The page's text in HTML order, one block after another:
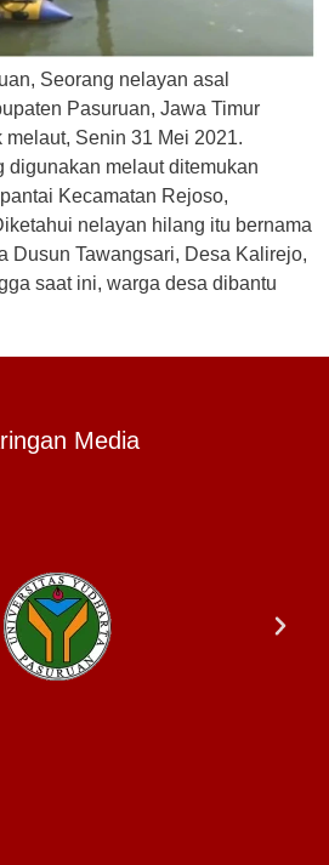
Seorang nelayan asal
Pasuruan, Jawa Timur
Senin 31 Mei 2021.
digunakan melaut ditemukan
Kecamatan Rejoso,
nelayan hilang itu bernama
Dusun Tawangsari, Desa Kalirejo,
saat ini, warga desa dibantu
Media